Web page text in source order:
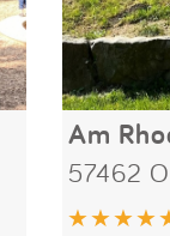
Am
57462